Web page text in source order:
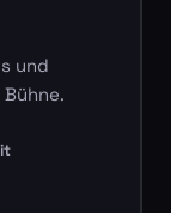
und